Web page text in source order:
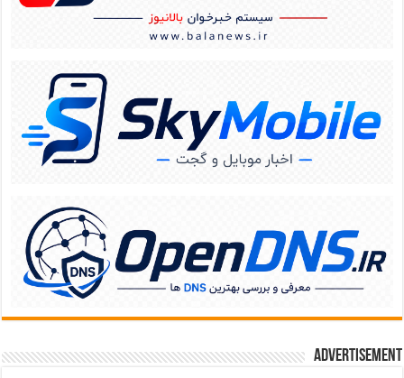
Advertisement